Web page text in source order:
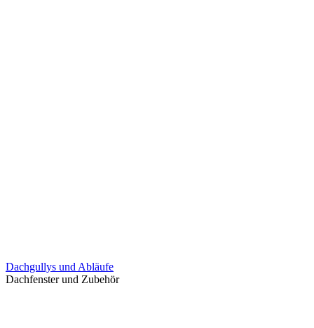
Dachgullys und Abläufe
Dachfenster und Zubehör